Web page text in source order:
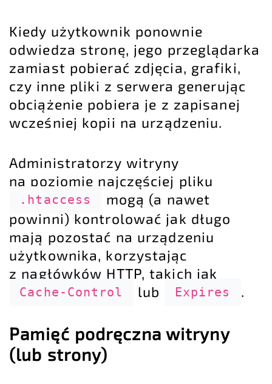
Kiedy użytkownik ponownie
odwiedza stronę, jego przeglądarka
zamiast pobierać zdjęcia, grafiki,
czy inne pliki z serwera generując
obciążenie pobiera je z zapisanej
wcześniej kopii na urządzeniu.
Administratorzy witryny
na poziomie najczęściej pliku
.htaccess
mogą (a nawet
powinni) kontrolować jak długo
mają pozostać na urządzeniu
użytkownika, korzystając
z nagłówków HTTP, takich jak
Cache-Control lub Expires .
Pamięć podręczna witryny
(lub strony)